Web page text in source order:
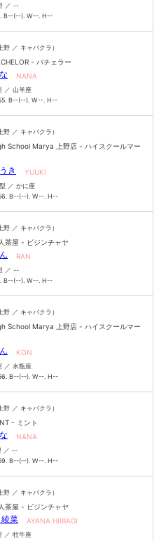
／ --
B--(--). W--. H--
野 ／ キャバクラ）
- バチェラー
NANA
／ 山羊座
B--(--). W--. H--
野 ／ キャバクラ）
School Marya 上野店 - ハイスクールマー
き YUUKI
／ かに座
B--(--). W--. H--
野 ／ キャバクラ）
茶屋 - ビジンチャヤ
RAN
／ --
B--(--). W--. H--
野 ／ キャバクラ）
School Marya 上野店 - ハイスクールマー
KON
／ 水瓶座
B--(--). W--. H--
野 ／ キャバクラ）
- ミント
NANA
／ --
B--(--). W--. H--
野 ／ キャバクラ）
茶屋 - ビジンチャヤ
菜 AYANA HIIRAGI
／ 牡牛座